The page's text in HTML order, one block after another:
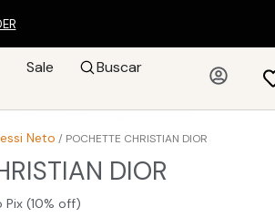
Sale Buscar
Neto / POCHETTE CHRISTIAN DIOR
DIOR
(10% off)